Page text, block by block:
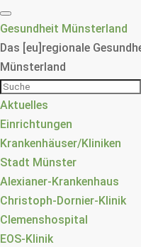
Gesundheit Münsterland
Das [eu]regionale
Münsterland
Aktuelles
Einrichtungen
Krankenhäuser/Kliniken
Stadt Münster
Alexianer-Krankenhaus
Christoph-Dornier-Klinik
Clemenshospital
EOS-Klinik